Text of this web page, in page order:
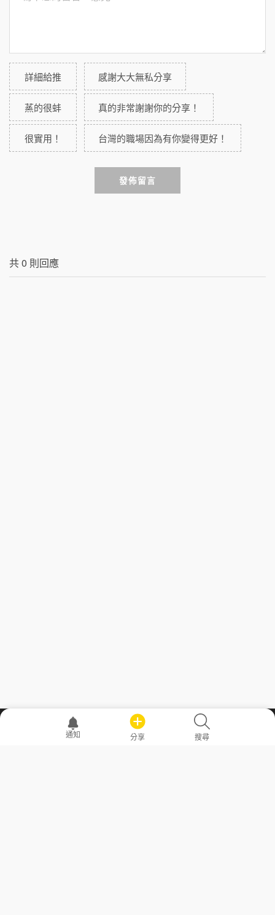
詳細給推 感謝大大無私分享
蒸的很蚌 真的非常謝謝你的分享！
很實用！ 台灣的職場因為有你變得更好！
發佈留言
共0 則回應
職場透明化運動
通知 分享 搜尋